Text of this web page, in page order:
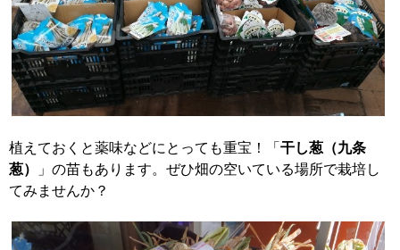
植えておくと薬味などにとっても重宝！「干し葱（九条
葱）
」の苗もあります。ぜひ畑の空いている場所で栽培し
てみませんか？